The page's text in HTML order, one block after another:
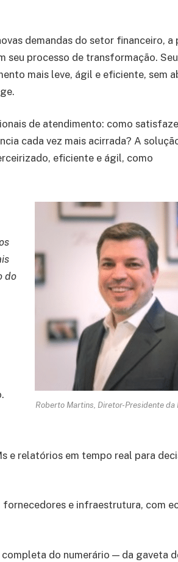
demandas do setor financeiro, a
seu processo de transformação.
mais leve, ágil e eficiente, sem
de atendimento: como
cada vez mais acirrada? A
eficiente e ágil, como
Roberto Martins, Diretor-Presidente da
do
e relatórios em tempo real para
e infraestrutura, com
do numerário — da gaveta